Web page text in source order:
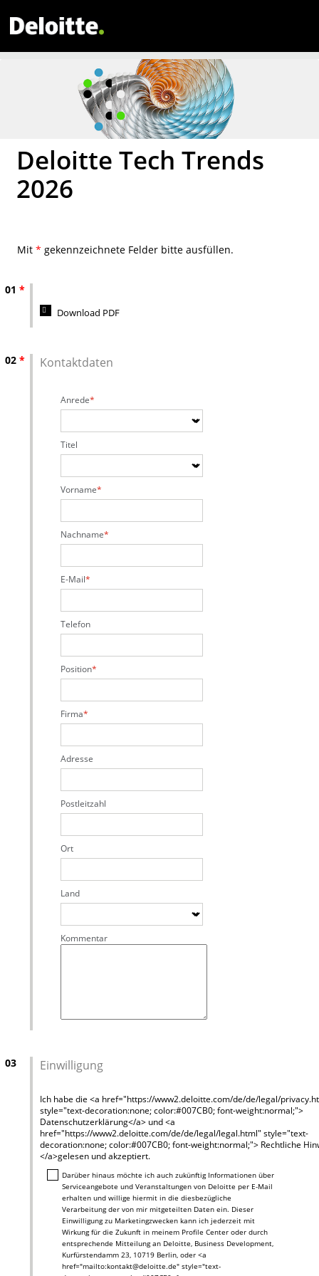
Deloitte Tech Trends
2026
Mit * gekennzeichnete Felder bitte ausfüllen.
01 *
Download PDF
02 * Kontaktdaten
Anrede
Titel
Vorname
Nachname
E-Mail
Telefon
Position
Firma
Adresse
Postleitzahl
Ort
Land
Kommentar
03 Einwilligung
Ich habe die <a href="https://www2.deloitte.com/de/de/legal/
style="text-decoration:none; color:#007CB0; font-weight:normal;">
Datenschutzerklärung</a> und <a
href="https://www2.deloitte.com/de/de/legal/legal.html" style="text-
decoration:none; color:#007CB0; font-weight:normal;"> Rechtliche
</a>gelesen und akzeptiert.
Darüber hinaus möchte ich auch zukünftig Informationen über
Serviceangebote und Veranstaltungen von Deloitte per E-Mail
erhalten und willige hiermit in die diesbezügliche
Verarbeitung der von mir mitgeteilten Daten ein. Dieser
Einwilligung zu Marketingzwecken kann ich jederzeit mit
Wirkung für die Zukunft in meinem Profile Center oder durch
entsprechende Mitteilung an Deloitte, Business Development,
Kurfürstendamm 23, 10719 Berlin, oder <a
href="mailto:kontakt@deloitte.de" style="text-